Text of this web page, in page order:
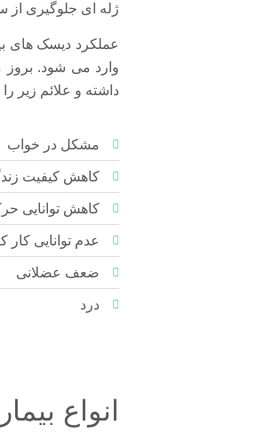
ژله ای جلوگیری از
عملکرد دیسک های
وارد می شود. بروز
داشته و علائم زیر را
مشکل در خواب
کاهش کیفیت
کاهش توانایی
عدم توانایی کار
ضعف عضلانی
درد
انواع